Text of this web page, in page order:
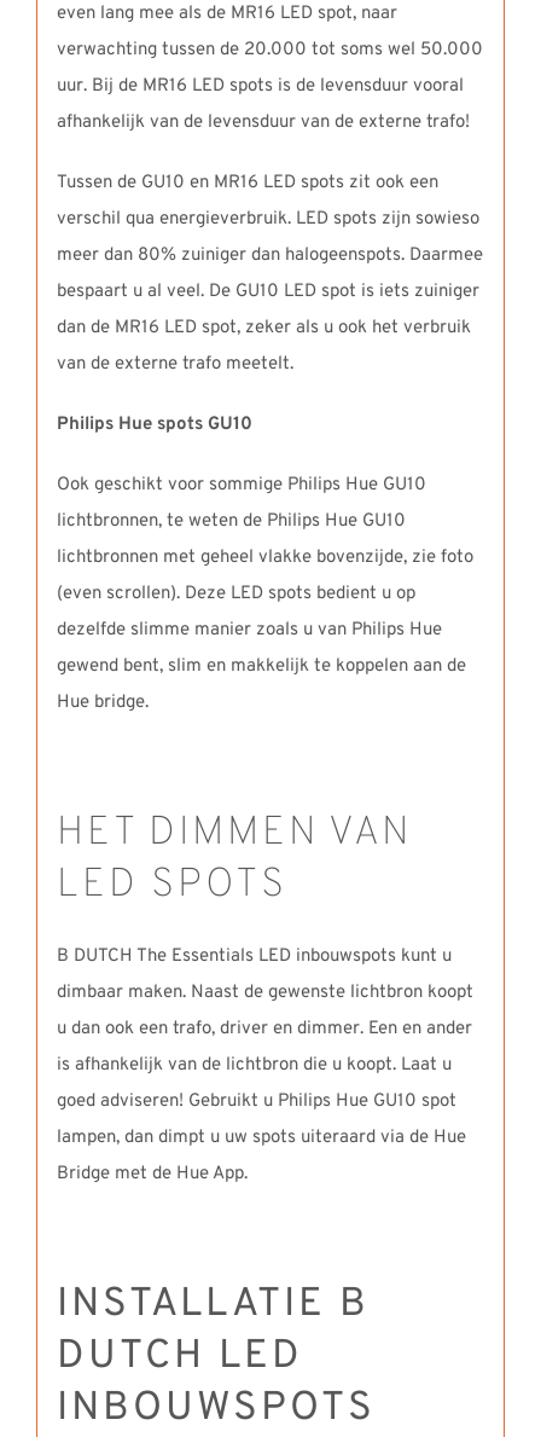
even lang mee als de MR16 LED spot, naar
verwachting tussen de 20.000 tot soms wel 50.000
uur. Bij de MR16 LED spots is de levensduur vooral
afhankelijk van de levensduur van de externe trafo!
Tussen de GU10 en MR16 LED spots zit ook een
verschil qua energieverbruik. LED spots zijn sowieso
meer dan 80% zuiniger dan halogeenspots. Daarmee
bespaart u al veel. De GU10 LED spot is iets zuiniger
dan de MR16 LED spot, zeker als u ook het verbruik
van de externe trafo meetelt.
Philips Hue spots GU10
Ook geschikt voor sommige Philips Hue GU10
lichtbronnen, te weten de Philips Hue GU10
lichtbronnen met geheel vlakke bovenzijde, zie foto
(even scrollen). Deze LED spots bedient u op
dezelfde slimme manier zoals u van Philips Hue
gewend bent, slim en makkelijk te koppelen aan de
Hue bridge.
HET DIMMEN VAN
LED SPOTS
B DUTCH The Essentials LED inbouwspots kunt u
dimbaar maken. Naast de gewenste lichtbron koopt
u dan ook een trafo, driver en dimmer. Een en ander
is afhankelijk van de lichtbron die u koopt. Laat u
goed adviseren! Gebruikt u Philips Hue GU10 spot
lampen, dan dimpt u uw spots uiteraard via de Hue
Bridge met de Hue App.
INSTALLATIE B
DUTCH LED
INBOUWSPOTS